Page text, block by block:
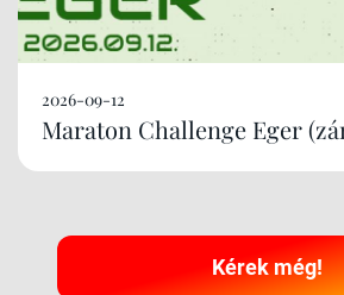
2026-09-12
Maraton Challenge Eger
Kérek még!